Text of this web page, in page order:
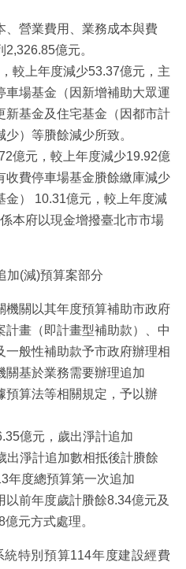
、營業費用、業務成本與費
億元。
較上年度減少53.37億元，主
車場基金（因新增補助大眾運
新基金及住宅基金（因都市計
）等賸餘減少所致。
億元，較上年度減少19.92億
收費停車場基金賸餘繳庫減少
金） 10.31億元，較上年度減
本府以現金增撥臺北市市場
加(減)預算案部分
機關以其年度預算補助市政府
計畫（即計畫型補助款）、中
一般性補助款予市政府辦理相
關基於業務需要辦理追加
預算法等相關規定，予以辦
億元，歲出淨計追加
出淨計追加數相抵後計賸餘
年度總預算第一次追加
以前年度歲計賸餘8.34億元及
元方式處理。
特別預算114年度建設經費